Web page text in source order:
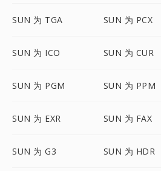
SUN 为 TGA SUN 为 PCX
SUN 为 ICO SUN 为 CUR
SUN 为 PGM SUN 为 PPM
SUN 为 EXR SUN 为 FAX
SUN 为 G3 SUN 为 HDR